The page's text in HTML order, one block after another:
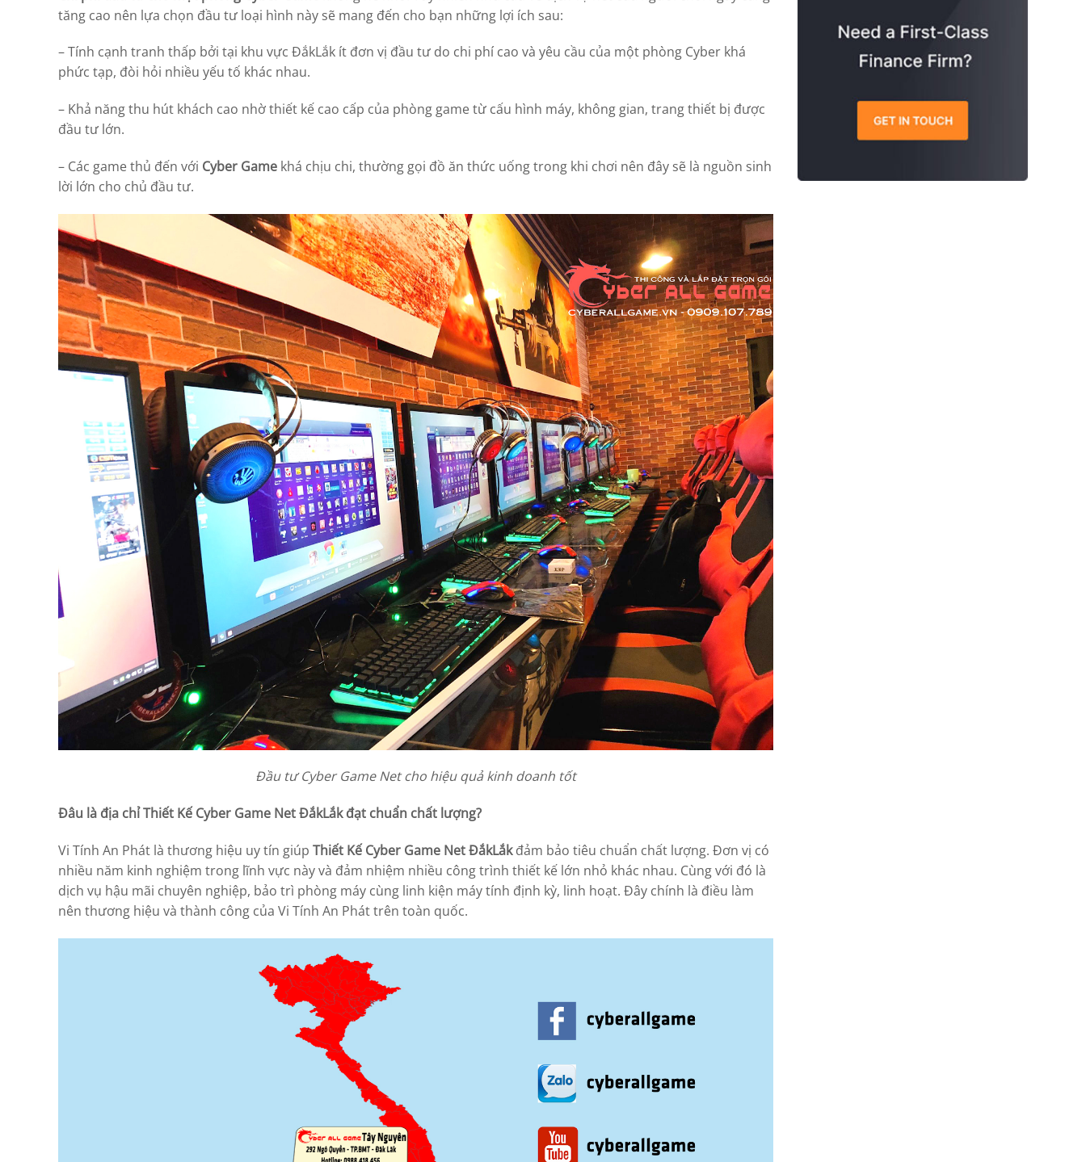
tăng cao nên lựa chọn đầu tư loại hình này sẽ mang đến cho bạn những lợi ích sau:
– Tính cạnh tranh thấp bởi tại khu vực ĐắkLắk ít đơn vị đầu tư do chi phí cao và yêu cầu của một phòng Cyber khá
phức tạp, đòi hỏi nhiều yếu tố khác nhau.
– Khả năng thu hút khách cao nhờ thiết kế cao cấp của phòng game từ cấu hình máy, không gian, trang thiết bị được
đầu tư lớn.
– Các game thủ đến với Cyber Game khá chịu chi, thường gọi đồ ăn thức uống trong khi chơi nên đây sẽ là nguồn sinh
lời lớn cho chủ đầu tư.
Đầu tư Cyber Game Net cho hiệu quả kinh doanh tốt
Đâu là địa chỉ Thiết Kế Cyber Game Net ĐắkLắk đạt chuẩn chất lượng?
Vi Tính An Phát là thương hiệu uy tín giúp Thiết Kế Cyber Game Net ĐắkLắkđảm bảo tiêu chuẩn chất lượng. Đơn vị có
nhiều năm kinh nghiệm trong lĩnh vực này và đảm nhiệm nhiều công trình thiết kế lớn nhỏ khác nhau. Cùng với đó là
dịch vụ hậu mãi chuyên nghiệp, bảo trì phòng máy cùng linh kiện máy tính định kỳ, linh hoạt. Đây chính là điều làm
nên thương hiệu và thành công của Vi Tính An Phát trên toàn quốc.